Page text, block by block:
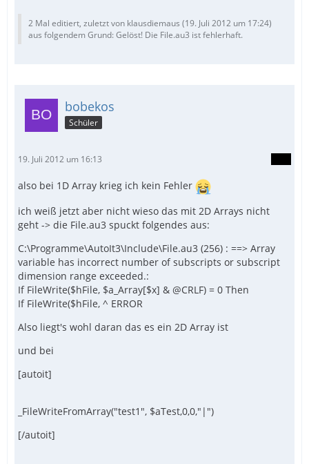
2 Mal editiert, zuletzt von klausdiemaus (19. Juli 2012 um 17:24)
aus folgendem Grund: Gelöst! Die File.au3 ist fehlerhaft.
bobekos
Schüler
19. Juli 2012 um 16:13
also bei 1D Array krieg ich kein Fehler
ich weiß jetzt aber nicht wieso das mit 2D Arrays nicht
geht -> die File.au3 spuckt folgendes aus:
C:\Programme\AutoIt3\Include\File.au3 (256) : ==> Array
variable has incorrect number of subscripts or subscript
dimension range exceeded.:
If FileWrite($hFile, $a_Array[$x] & @CRLF) = 0 Then
If FileWrite($hFile, ^ ERROR
Also liegt's wohl daran das es ein 2D Array ist
und bei
[autoit]
_FileWriteFromArray("test1", $aTest,0,0,"|")
[/autoit]